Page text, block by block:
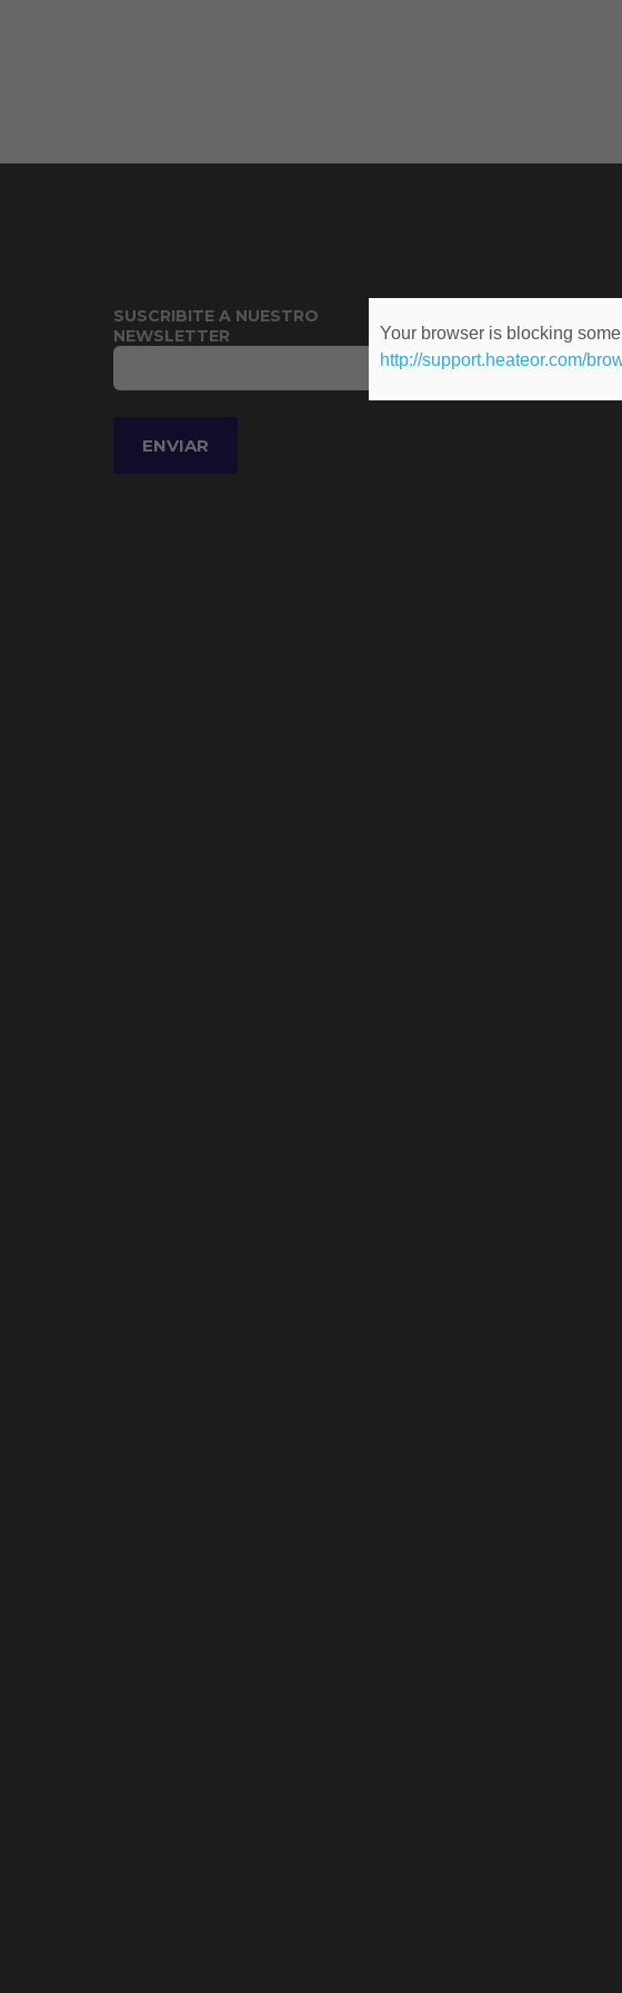
SUSCRIBITE A NUESTRO
NEWSLETTER
Your browser is blocking
http://support.heateor.com/